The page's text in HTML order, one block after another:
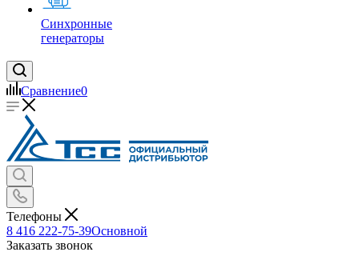
Синхронные
генераторы
Сравнение0
Телефоны
8 416 222-75-39Основной
Заказать звонок